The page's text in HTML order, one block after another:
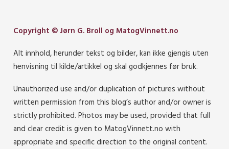
Copyright © Jørn G. Broll og MatogVinnett.no
Alt innhold, herunder tekst og bilder, kan ikke gjengis uten
henvisning til kilde/artikkel og skal godkjennes før bruk.
Unauthorized use and/or duplication of pictures without
written permission from this blog’s author and/or owner is
strictly prohibited. Photos may be used, provided that full
and clear credit is given to MatogVinnett.no with
appropriate and specific direction to the original content.